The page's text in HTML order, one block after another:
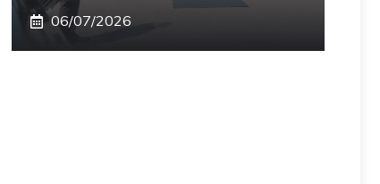
06/07/2026